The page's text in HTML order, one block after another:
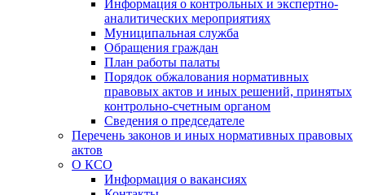
Информация о контрольных и экспертно-
аналитических мероприятиях
Муниципальная служба
Обращения граждан
План работы палаты
Порядок обжалования нормативных
правовых актов и иных решений, принятых
контрольно-счетным органом
Сведения о председателе
Перечень законов и иных нормативных правовых
актов
О КСО
Информация о вакансиях